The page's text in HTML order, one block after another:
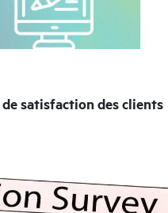
satisfaction des clients